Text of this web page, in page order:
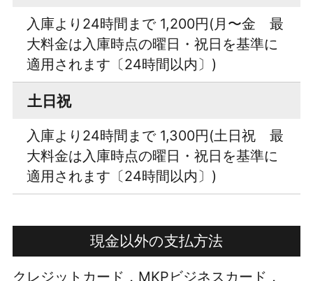
入庫より24時間まで 1,200円(月〜金 最
大料金は入庫時点の曜日・祝日を基準に
適用されます〔24時間以内〕)
土日祝
入庫より24時間まで 1,300円(土日祝 最
大料金は入庫時点の曜日・祝日を基準に
適用されます〔24時間以内〕)
現金以外の支払方法
クレジットカード，MKPビジネスカード，